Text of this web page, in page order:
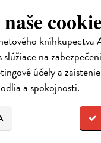
na
účely a
a spokojnosti.
život úspešného
novinách. Pripomenie mu je...